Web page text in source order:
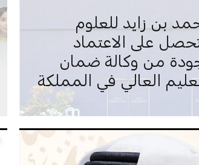
بن زايد للعلوم
تحصل على الاعتماد
من وكالة ضمان
العالي في المملكة